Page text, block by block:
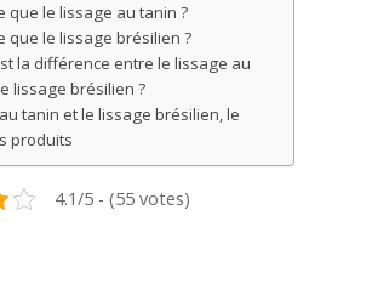
que le lissage au tanin ?
que le lissage brésilien ?
la différence entre le lissage au
lissage brésilien ?
tanin et le lissage brésilien, le
produits
4.1/5 - (55 votes)